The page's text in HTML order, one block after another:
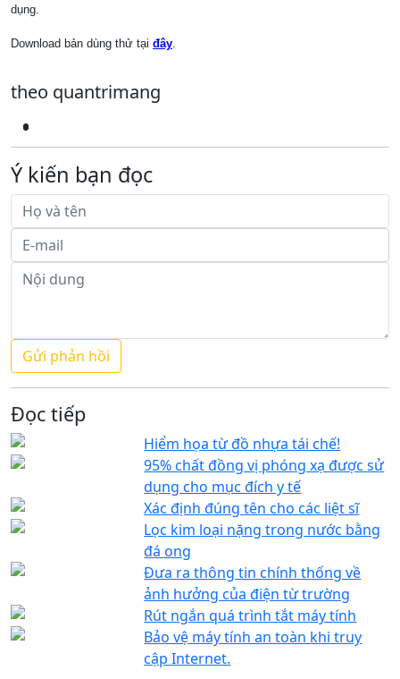
dụng.
Download bản dùng thử tại đây
theo quantrimang
Ý kiến bạn đọc
Đọc tiếp
Hiểm họa từ đồ nhựa tái chế!
95% chất đồng vị phóng xạ được sử
dụng cho mục đích y tế
Xác định đúng tên cho các liệt sĩ
Lọc kim loại nặng trong nước bằng
đá ong
Đưa ra thông tin chính thống về
ảnh hưởng của điện từ trường
Rút ngắn quá trình tắt máy tính
Bảo vệ máy tính an toàn khi truy
cập Internet.